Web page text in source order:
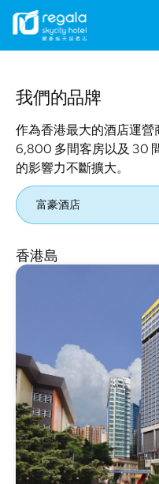
menu
我們的品牌
作為香港最大的酒店運
6,800 多間客房以及 30
的影響力不斷擴大。
富豪酒店
香港島